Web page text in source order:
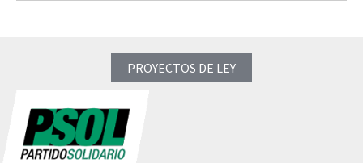
PROYECTOS DE LEY